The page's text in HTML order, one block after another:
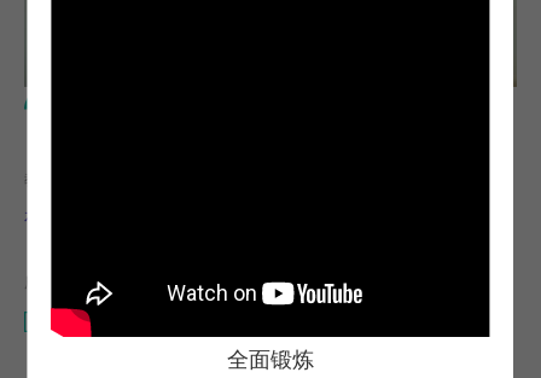
全面锻炼
教师
布雷特-霍华德
所需设备
凯迪拉克